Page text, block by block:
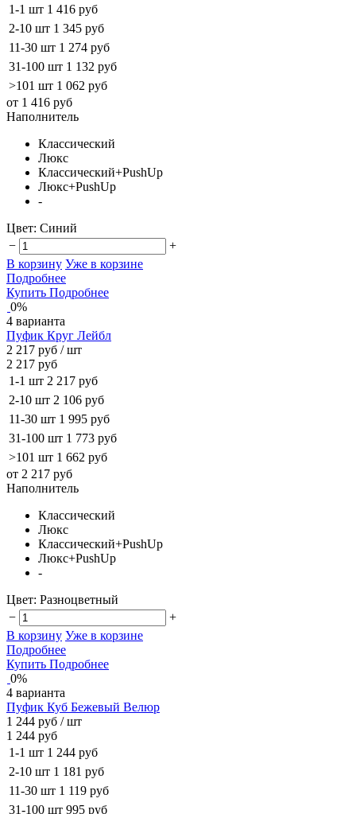
1-1 шт 1 416 руб
2-10 шт 1 345 руб
11-30 шт 1 274 руб
31-100 шт 1 132 руб
>101 шт 1 062 руб
от 1 416 руб
Наполнитель
Классический
Люкс
Классический+PushUp
Люкс+PushUp
-
Цвет: Синий
−
+
В корзину Уже в корзине
Подробнее
Купить Подробнее
0%
4 варианта
Пуфик Круг Лейбл
2 217 руб / шт
2 217 руб
1-1 шт 2 217 руб
2-10 шт 2 106 руб
11-30 шт 1 995 руб
31-100 шт 1 773 руб
>101 шт 1 662 руб
от 2 217 руб
Наполнитель
Классический
Люкс
Классический+PushUp
Люкс+PushUp
-
Цвет: Разноцветный
−
+
В корзину Уже в корзине
Подробнее
Купить Подробнее
0%
4 варианта
Пуфик Куб Бежевый Велюр
1 244 руб / шт
1 244 руб
1-1 шт 1 244 руб
2-10 шт 1 181 руб
11-30 шт 1 119 руб
31-100 шт 995 руб